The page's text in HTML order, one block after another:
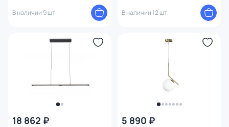
В наличии 9 шт.
В наличии 12 шт.
18 862 ₽ 5 890 ₽